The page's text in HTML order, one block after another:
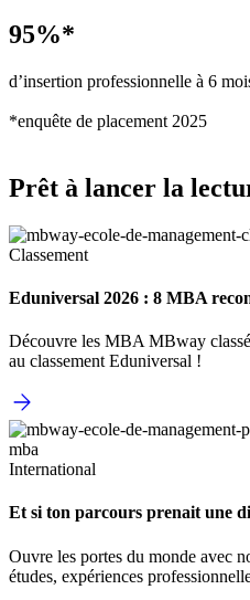
95%*
d’insertion professionnelle à 6
*enquête de placement 2025
Prêt à lancer la
Classement
Eduniversal 2026 : 8 MBA
Découvre les MBA MBway
au classement Eduniversal !
International
Et si ton parcours prenait une
Ouvre les portes du monde avec
études, expériences